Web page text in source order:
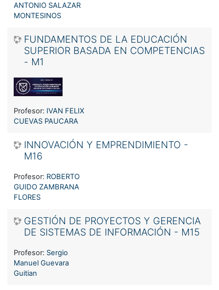
ANTONIO SALAZAR
MONTESINOS
FUNDAMENTOS DE LA EDUCACIÓN
SUPERIOR BASADA EN COMPETENCIAS
- M1
Profesor: IVAN FELIX
CUEVAS PAUCARA
INNOVACIÓN Y EMPRENDIMIENTO -
M16
Profesor: ROBERTO
GUIDO ZAMBRANA
FLORES
GESTIÓN DE PROYECTOS Y GERENCIA
DE SISTEMAS DE INFORMACIÓN - M15
Profesor: Sergio
Manuel Guevara
Guitian